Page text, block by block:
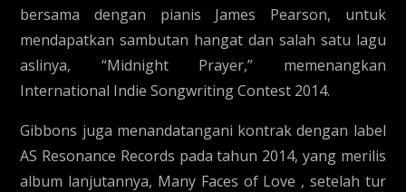
bersama dengan pianis James Pearson, untuk
mendapatkan sambutan hangat dan salah satu lagu
aslinya, “Midnight Prayer,” memenangkan
International Indie Songwriting Contest 2014.
Gibbons juga menandatangani kontrak dengan label
AS Resonance Records pada tahun 2014, yang merilis
album lanjutannya, Many Faces of Love , setelah tur